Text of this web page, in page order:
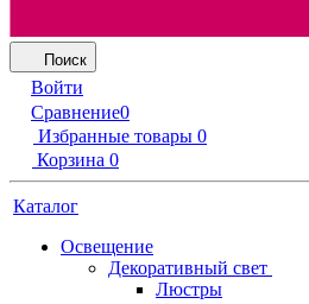
Поиск
Войти
Сравнение0
Избранные товары 0
Корзина 0
Каталог
Освещение
Декоративный свет
Люстры